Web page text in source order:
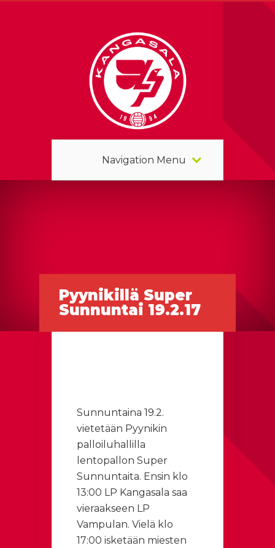
Navigation Menu
Pyynikillä Super
Sunnuntai 19.2.17
Sunnuntaina 19.2.
vietetään Pyynikin
palloiluhallilla
lentopallon Super
Sunnuntaita. Ensin klo
13:00 LP Kangasala saa
vieraakseen LP
Vampulan. Vielä klo
17:00 isketään miesten